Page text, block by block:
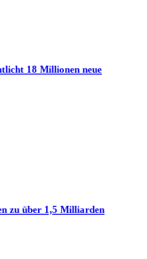
18 Millionen neue
zu über 1,5 Milliarden